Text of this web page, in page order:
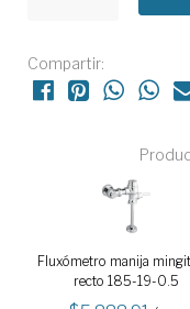
Compartir:
Fluxómetro manija
recto 185-19-0.5